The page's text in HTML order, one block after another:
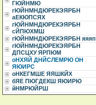
ГЮЙНМЮ
гЮЙНМНДЮРЕКЭЯРБН
аЕКЮПСЯХ
гЮЙНМНДЮРЕКЭЯРБН
сЙПЮХМШ
гЮЙНМНДЮРЕКЭЯРБН яяяп
гЮЙНМНДЮРЕКЭЯРБН
ДПСЦХУ ЯРПЮМ
оНХЯЙ ДНЙСЛЕМРЮ ОН
ЯЮИРС
оНКЕГМШЕ ЯЯШКЙХ
бЯЕ ПЮГДЕКШ ЯЮИРЮ
йНМРЮЙРШ